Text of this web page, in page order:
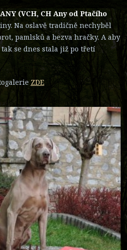
ANY (VCH, CH Any od Ptačího
Na oslavě tradičně nechyběl
pamlsků a bezva hračky. A aby
se dnes stala již po třetí
ZDE